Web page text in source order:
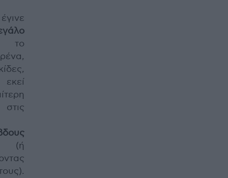
το
εκεί
(ή